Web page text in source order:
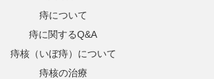
痔について
痔に関するQ&A
痔核（いぼ痔）について
痔核の治療